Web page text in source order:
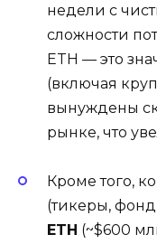
недели с
сложности
ETH — это
(включая
вынуждены
рынке, что
Кроме того,
(тикеры,
ETH (~$600